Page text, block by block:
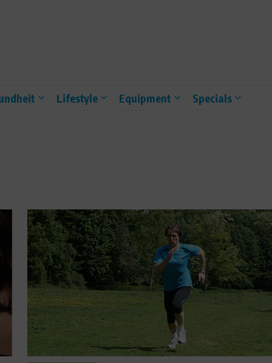
Lifestyle Equipment Specials